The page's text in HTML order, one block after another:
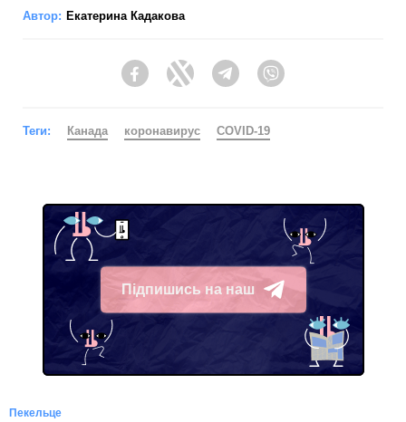
Автор: Екатерина Кадакова
FacebookTwitter Telegram
Теги: Канада коронавирус COVID-19
Підпишись на наш
Telegram
Пекельце